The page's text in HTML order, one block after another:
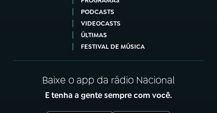
PODCASTS
VIDEOCASTS
ÚLTIMAS
FESTIVAL DE MÚSICA
Baixe o app da rádio Nacional
E tenha a gente sempre com você.